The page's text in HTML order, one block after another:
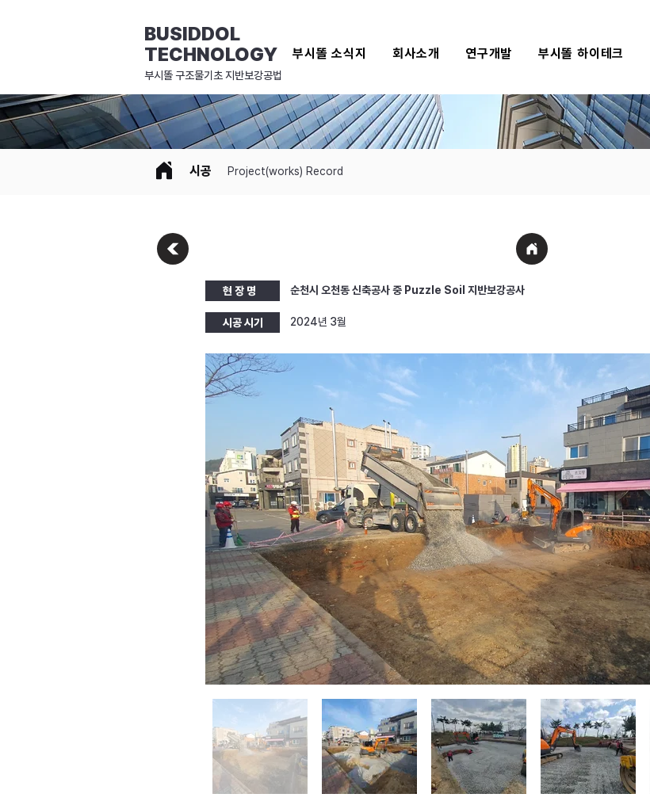
BUSIDDOL
TECHNOLOGY
부시똘 소식지 회사소개 연구개발 부시똘 하이테크
​부시똘 구조물기초 지반보강공법
시공 Project(works) Record
현 장 명 순천시 오천동 신축공사 중 Puzzle Soil 지반보강공사
시공 시기 2024년 3월